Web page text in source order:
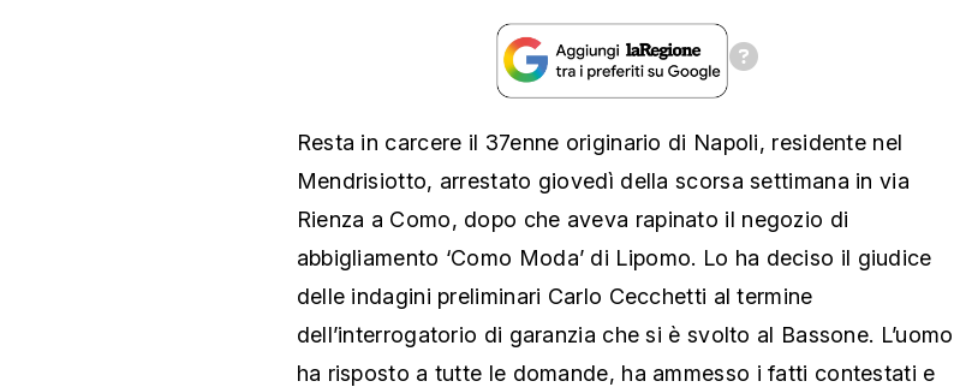
Resta in carcere il 37enne originario di Napoli, residente nel
Mendrisiotto, arrestato giovedì della scorsa settimana in via
Rienza a Como, dopo che aveva rapinato il negozio di
abbigliamento ‘Como Moda’ di Lipomo. Lo ha deciso il giudice
delle indagini preliminari Carlo Cecchetti al termine
dell’interrogatorio di garanzia che si è svolto al Bassone. L’uomo
ha risposto a tutte le domande, ha ammesso i fatti contestati e